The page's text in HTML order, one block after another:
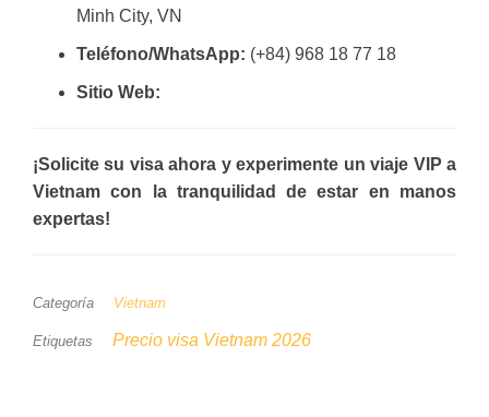
Minh City, VN
Teléfono/WhatsApp: (+84) 968 18 77 18
Sitio Web:
¡Solicite su visa ahora y experimente un viaje VIP a
Vietnam con la tranquilidad de estar en manos
expertas!
Categoría Vietnam
Etiquetas Precio visa Vietnam 2026